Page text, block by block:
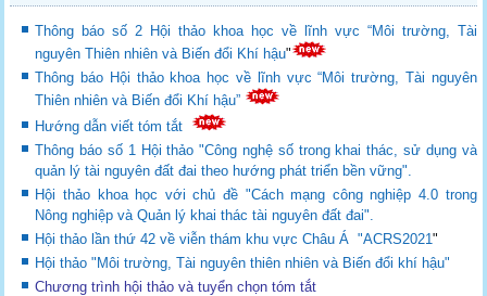
Thông báo số 2 Hội thảo khoa học về lĩnh vực “Môi trường, Tài
nguyên Thiên nhiên và Biến đổi Khí hậu"
Thông báo Hội thảo khoa học về lĩnh vực “Môi trường, Tài nguyên
Thiên nhiên và Biến đổi Khí hậu”
Hướng dẫn viết tóm tắt
Thông báo số 1 Hội thảo "Công nghệ số trong khai thác, sử dụng và
quản lý tài nguyên đất đai theo hướng phát triển bền vững".
Hội thảo khoa học với chủ đề "Cách mạng công nghiệp 4.0 trong
Nông nghiệp và Quản lý khai thác tài nguyên đất đai".
Hội thảo lần thứ 42 về viễn thám khu vực Châu Á "ACRS2021"
Hội thảo "Môi trường, Tài nguyên thiên nhiên và Biến đổi khí hậu"
Chương trình hội thảo và tuyển chọn tóm tắt